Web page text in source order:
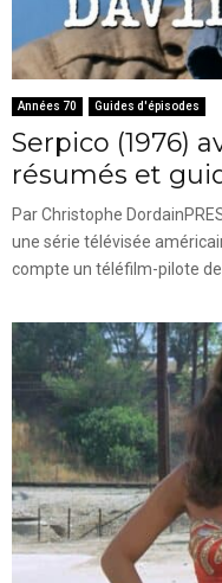
Années 70 Guides d'épisodes
Serpico (1976)
résumés et
Par Christophe
une série télévisée
compte un téléfilm-pilote de